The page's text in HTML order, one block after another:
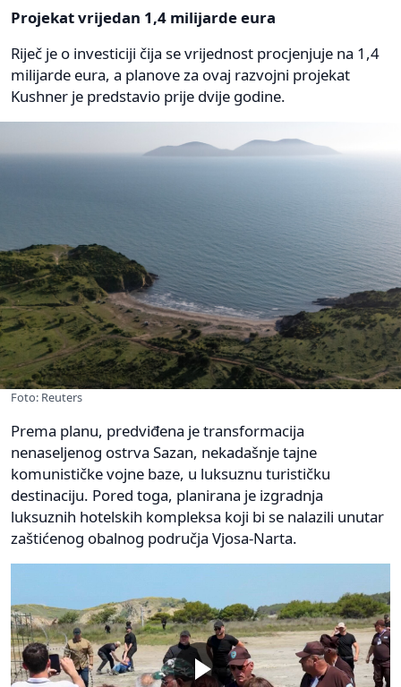
Projekat vrijedan 1,4 milijarde eura
Riječ je o investiciji čija se vrijednost procjenjuje na 1,4
milijarde eura, a planove za ovaj razvojni projekat
Kushner je predstavio prije dvije godine.
Foto: Reuters
Prema planu, predviđena je transformacija
nenaseljenog ostrva Sazan, nekadašnje tajne
komunističke vojne baze, u luksuznu turističku
destinaciju. Pored toga, planirana je izgradnja
luksuznih hotelskih kompleksa koji bi se nalazili unutar
zaštićenog obalnog područja Vjosa-Narta.